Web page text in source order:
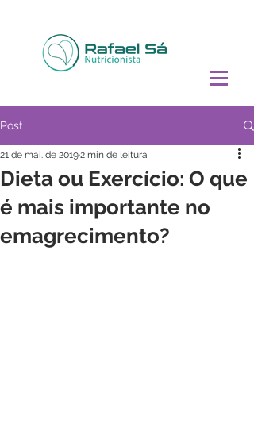
Post
Dieta ou Exercício: O que
é mais importante no
emagrecimento?
21 de mai. de 20192 min de leitura